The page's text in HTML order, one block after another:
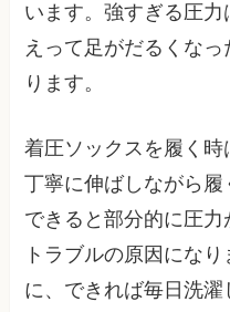
います。強すぎる圧
えって足がだるくな
ります。
着圧ソックスを履く
丁寧に伸ばしながら
できると部分的に圧
トラブルの原因にな
に、できれば毎日洗濯